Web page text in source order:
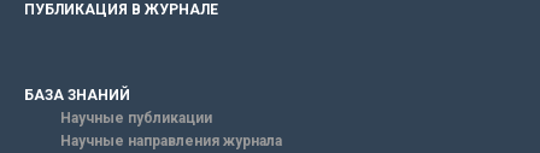
ПУБЛИКАЦИЯ В ЖУРНАЛЕ
БАЗА ЗНАНИЙ
Научные публикации
Научные направления журнала